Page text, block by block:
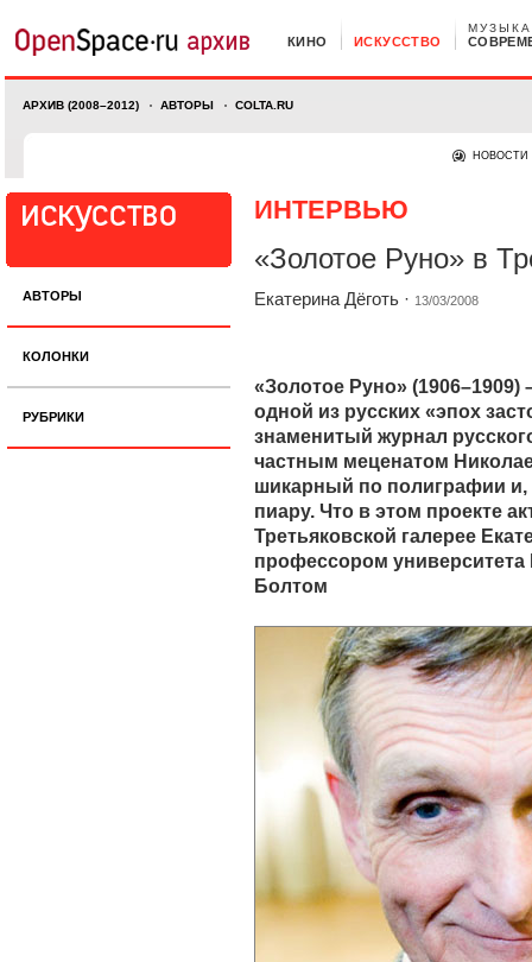
КИНО ИСКУССТВО
МУЗЫКА
АРХИВ (2008–2012) АВТОРЫ COLTA.RU
НОВОСТИ
АВТОРЫ
КОЛОНКИ
РУБРИКИ
ИНТЕРВЬЮ
«Золотое Руно» в
Екатерина Дёготь · 13/03/2008
«Золотое Руно»
одной из русских «эпох
знаменитый журнал
частным меценатом
шикарный по полиграфии и,
пиару. Что в этом проекте
Третьяковской галерее
профессором
Болтом